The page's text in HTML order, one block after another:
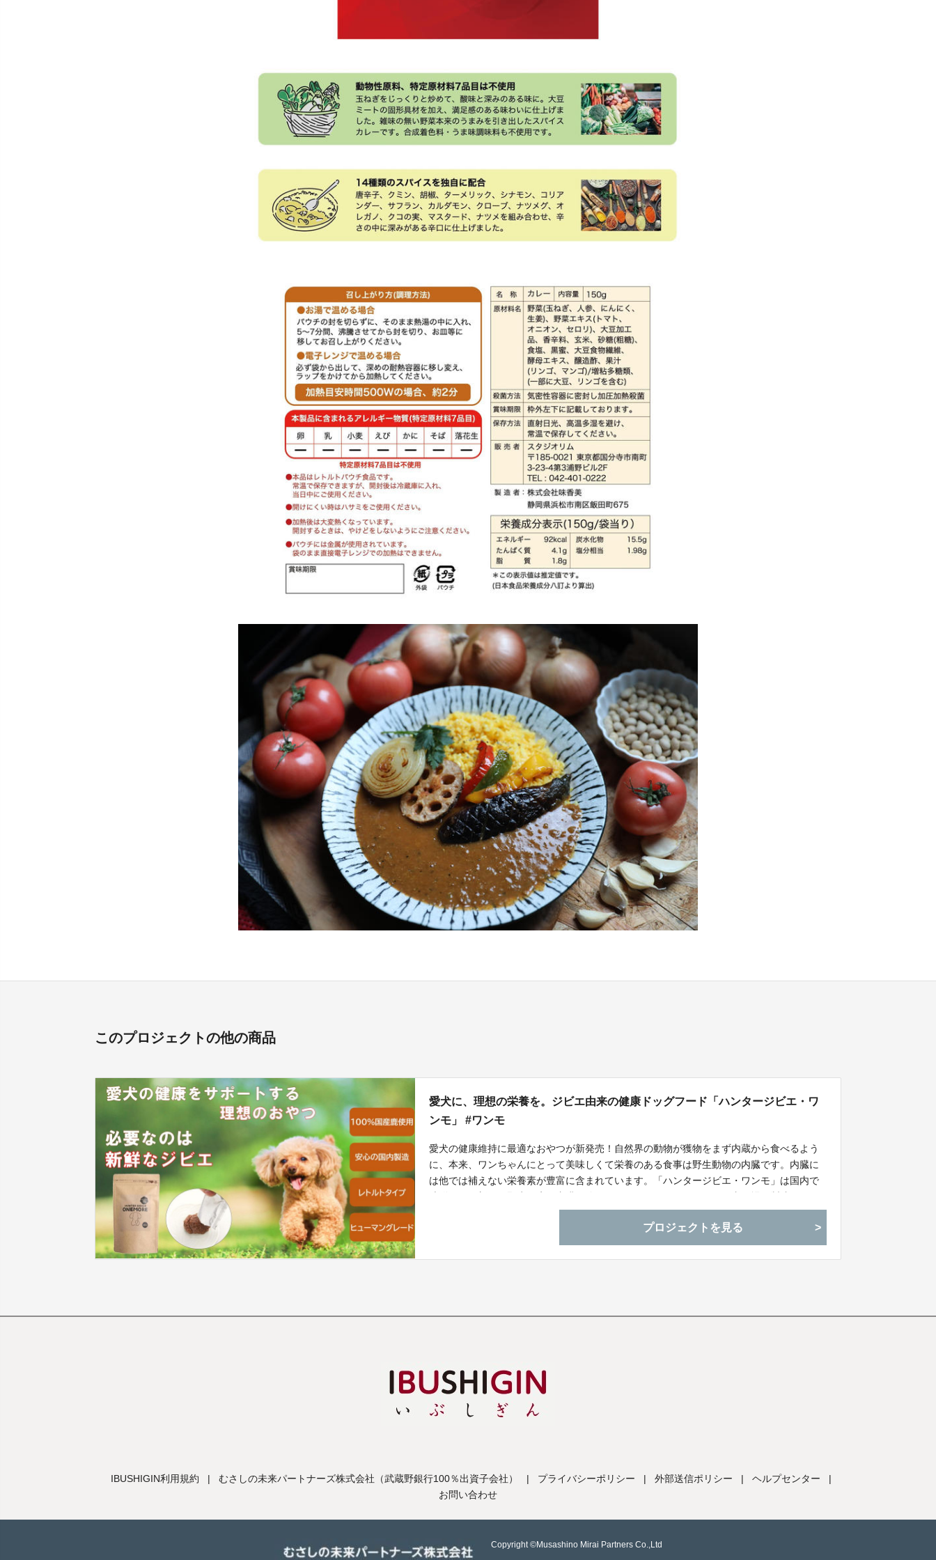
このプロジェクトの他の商品
愛犬に、理想の栄養を。ジビエ由来の健康ドッグフード「ハンタージビエ・ワ
ンモ」 #ワンモ
愛犬の健康維持に最適なおやつが新発売！自然界の動物が獲物をまず内蔵から食べるよう
に、本来、ワンちゃんにとって美味しくて栄養のある食事は野生動物の内臓です。内臓に
は他では補えない栄養素が豊富に含まれています。「ハンタージビエ・ワンモ」は国内で
安心安全なレトルトタイプのおやつです。ペースト状で赤ちゃん犬からシニア犬まで食べ
やすく、スティック状の小袋でいつでもどこでも与えやすいので愛犬にぜひお試しくださ
プロジェクトを見る
IBUSHIGIN利用規約 | むさしの未来パートナーズ株式会社（武蔵野銀行100％出資子会社） | プライバシーポリシー | 外部送信ポリシー | ヘルプセンター
|
お問い合わせ
Copyright ©Musashino Mirai Partners Co.,Ltd